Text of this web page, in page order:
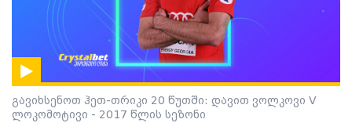
გავიხსენოთ ჰეთ-თრიკი 20 წუთში: დავით ვოლკოვი V
ლოკომოტივი - 2017 წლის სეზონი